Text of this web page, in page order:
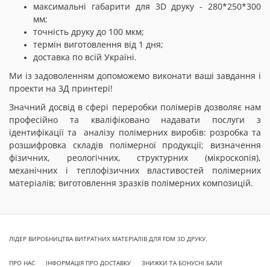
максимальні габарити для 3D друку - 280*250*300
мм;
точність друку до 100 мкм;
термін виготовлення від 1 дня;
доставка по всій Україні.
Ми із задоволенням допоможемо виконати ваші завдання і
проекти на 3Д принтері!
Значний досвід в сфері переробки полімерів дозволяє нам
професійно та кваліфіковано надавати послуги з
ідентифікації та аналізу полімерних виробів: розробка та
розшифровка складів полімерної продукції; визначення
фізичних, реологічних, структурних (мікроскопія),
механічних і теплофізичних властивостей полімерних
матеріалів; виготовлення зразків полімерних композицій.
ЛІДЕР ВИРОБНИЦТВА ВИТРАТНИХ МАТЕРІАЛІВ ДЛЯ FDM 3D ДРУКУ.
ПРО НАС ІНФОРМАЦІЯ ПРО ДОСТАВКУ ЗНИЖКИ ТА БОНУСНІ БАЛИ